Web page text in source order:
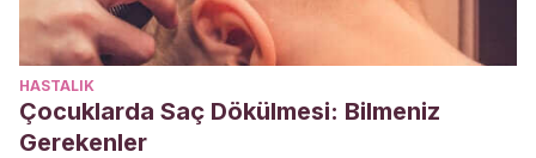
HASTALIK
Çocuklarda Saç Dökülmesi: Bilmeniz
Gerekenler